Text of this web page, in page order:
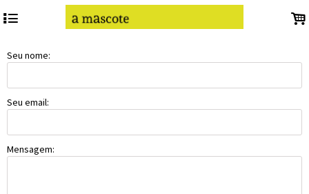
4 .
Seu nome:
Seu email:
Mensagem: